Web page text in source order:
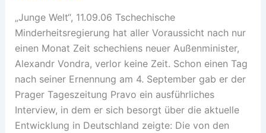
„Junge Welt“, 11.09.06 Tschechische
Minderheitsregierung hat aller Voraussicht nach nur
einen Monat Zeit schechiens neuer Außenminister,
Alexandr Vondra, verlor keine Zeit. Schon einen Tag
nach seiner Ernennung am 4. September gab er der
Prager Tageszeitung Pravo ein ausführliches
Interview, in dem er sich besorgt über die aktuelle
Entwicklung in Deutschland zeigte: Die von den